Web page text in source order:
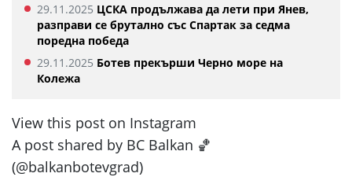
29.11.2025 ЦСКА продължава да лети при Янев,
разправи се брутално със Спартак за седма
поредна победа
29.11.2025 Ботев прекърши Черно море на
Колежа
View this post on Instagram
A post shared by BC Balkan 🏀
(@balkanbotevgrad)